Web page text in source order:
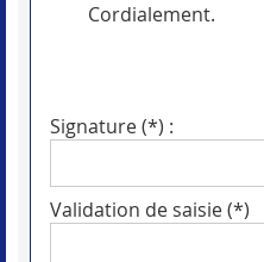
Cordialement.
Signature (*) :
Validation de saisie (*)